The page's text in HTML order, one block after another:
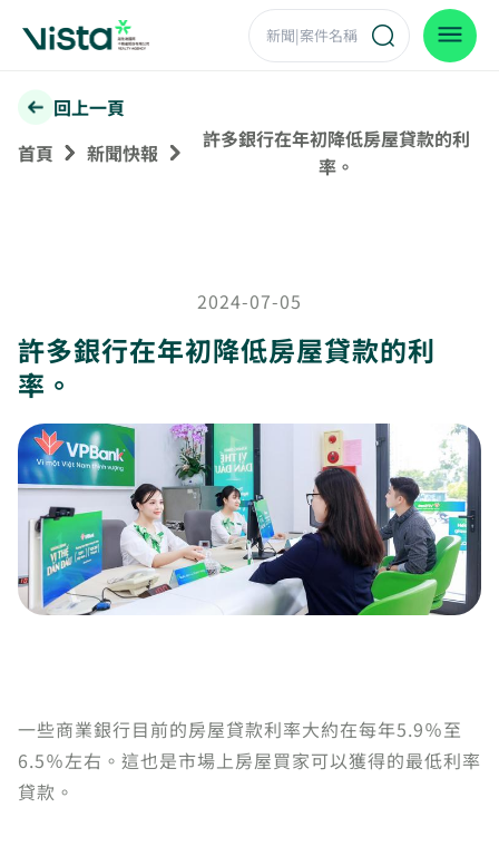
回上一頁
首頁
新聞快報
許多銀行在年初降低房屋貸款的利
率。
2024-07-05
許多銀行在年初降低房屋貸款的利
率。
一些商業銀行目前的房屋貸款利率大約在每年5.9％至
6.5％左右。這也是市場上房屋買家可以獲得的最低利率
貸款。